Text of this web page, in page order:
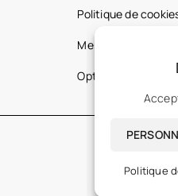
Politique de
Mentions légales
Optic 2000 France
Politique